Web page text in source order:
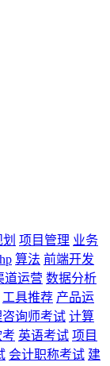
项目管理 业务
算法 前端开发
道运营 数据分析
工具推荐 产品运
询师考试 计算
英语考试 项目
会计职称考试 建